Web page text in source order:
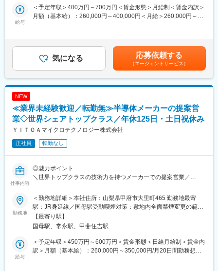
【具体的には】
・新規設備の設計・導入業務・安定化施策 ※こちらがメイン業務
・安全対策業務（設備本質安全設計、FMEA)
・エネルギー効率化、予知保全等の新技術企画導入
生産設備の高度化・複雑化が進む中、設備設計・保全・改善のい
設備全体の信頼性設計（信頼性工学）、プロセス効率化、次世代
技術導入などにも関与できるポジションです。
変更の範囲：会社の定める業務
・社内DX推進（PowerAutomate等のアプリ操作および普及）
・FAシステムの導入/管理（SAPとの連携設定など）
・グループネットワーク内でのソフト利用やアクセス制限の管理
・ワークフローシステムの導入などDX推進活動
・高速通勤も可能ですので通勤もストレスフリー
■当社について：
年11月にはHSC（ハイブリッドスーパーキャパシタ）の開発およ
蔵精密工業株式会社の完全子会社になりました
・エネルギー効率化に向けて大きな期待を受けておりグループと
変更の範囲：会社の定める業務
給与
＜予定年収＞400万円～700万円＜賃金形態＞月給制＜賃金内訳＞
月額（基本給）：260,000円～400,000円＜月給＞260,000円～
金額であり、選考を通じて上下する可能性があります。月給(月額)
は固定手当を含めた表記です。
気になる 応募依頼する
（エージェントサービス）
NEW
≪業界未経験歓迎／転勤無≫半導体メーカーの提案営
業◇世界シェアトップクラス／年休125日・土日祝休み
ＹＩＴＯＡマイクロテクノロジー株式会社
正社員 転勤なし
仕事内容
◎魅力ポイント
＼世界トップクラスの技術力を持つメーカーでの提案営業／
ア形成が可能／
■募集背景
半導体製品の企画・設計・開発・製造を一貫して手掛ける当社。
主力製品であるOEIC・LCDドライバー・地上デジタル復調ICでは
世界シェアNo.1を獲得しており、近年はFA、自動運転、医療、次
世代通信など新たな市場への展開を加速しています。
勤務地
＜勤務地詳細＞本社住所：山梨県甲府市大里町465 勤務地最寄
駅：JR身延線／国母駅受動喫煙対策：敷地内全面禁煙変更の範
囲：会社の定める事業所
【最寄り駅】
国母駅、常永駅、甲斐住吉駅
給与
＜予定年収＞450万円～600万円＜賃金形態＞日給月給制＜賃金内
訳＞月額（基本給）：260,000円～350,000円/月20日間勤務想定